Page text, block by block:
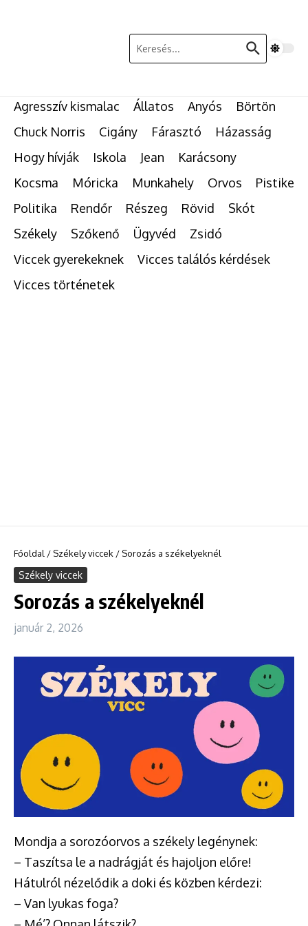
Keresés:
Agresszív kismalac Állatos Anyós
Börtön
Chuck Norris
Cigány Fárasztó
Házasság
Hogy hívják
Iskola Jean
Karácsony
Kocsma
Móricka Munkahely Orvos
Pistike
Politika
Rendőr Részeg Rövid
Skót
Székely
Szőkenő Ügyvéd
Zsidó
Viccek gyerekeknek
Vicces találós kérdések
Vicces történetek
Főoldal / Székely viccek / Sorozás a székelyeknél
Székely viccek
Sorozás a székelyeknél
január 2, 2026
Mondja a sorozóorvos a székely legénynek:
– Taszítsa le a nadrágját és hajoljon előre!
Hátulról nézelődik a doki és közben kérdezi:
– Van lyukas foga?